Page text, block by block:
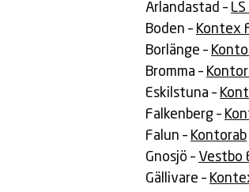
Arlandastad –
Boden – Kontex
Borlänge –
Bromma –
Eskilstuna –
Falkenberg –
Falun – Kontorab
Gnosjö – Vestbo
Gällivare –